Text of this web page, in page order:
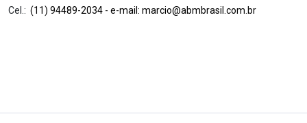
Cel.: (11) 94489-2034 - e-mail: marcio@abmbrasil.com.br